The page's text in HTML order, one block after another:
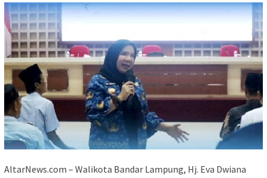
AltarNews.com – Walikota Bandar Lampung, Hj. Eva Dwiana